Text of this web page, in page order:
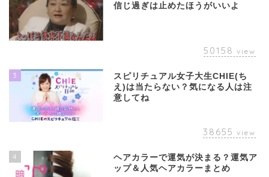
信じ過ぎは止めたほうがいいよ
50158 view
3
スピリチュアル女子大生CHIE(ち
え)は当たらない？気になる人は注
意してね
38655 view
4
ヘアカラーで運気が決まる？運気ア
ップ＆人気ヘアカラーまとめ